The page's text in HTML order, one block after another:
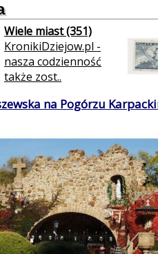
Wiele miast (351)
KronikiDziejow.pl -
nasza codzienność
także zost..
na Pogórzu